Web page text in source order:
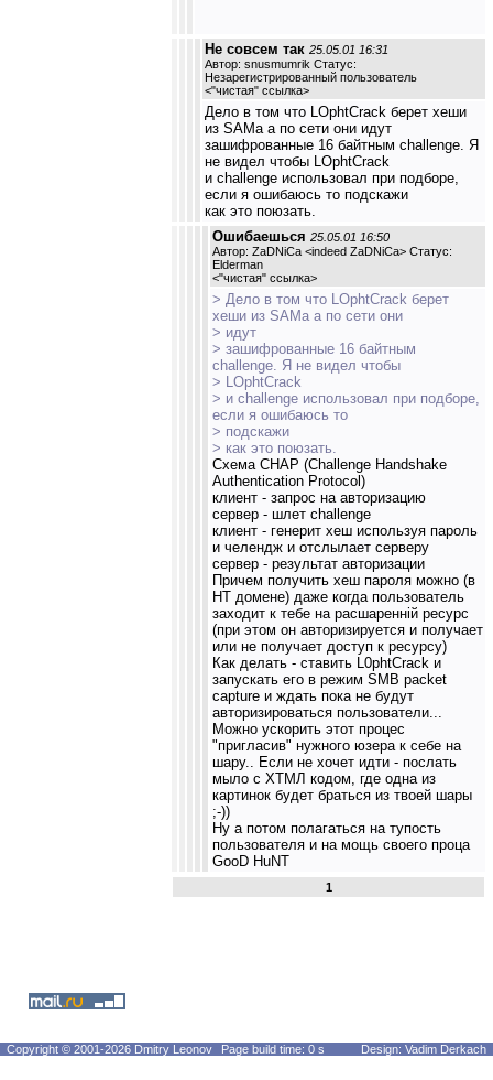
Не совсем так 25.05.01 16:31
Автор: snusmumrik Статус:
Незарегистрированный пользователь
<"чистая" ссылка>
Дело в том что LOphtCrack берет хеши
из SAMа а по сети они идут
зашифрованные 16 байтным challenge. Я
не видел чтобы LOphtCrack
и challenge использовал при подборе,
если я ошибаюсь то подскажи
как это поюзать.
Ошибаешься 25.05.01 16:50
Автор: ZaDNiCa <indeed ZaDNiCa> Статус:
Elderman
<"чистая" ссылка>
> Дело в том что LOphtCrack берет
хеши из SAMа а по сети они
> идут
> зашифрованные 16 байтным
challenge. Я не видел чтобы
> LOphtCrack
> и challenge использовал при подборе,
если я ошибаюсь то
> подскажи
> как это поюзать.
Схема CHAP (Challenge Handshake
Authentication Protocol)
клиент - запрос на авторизацию
сервер - шлет challenge
клиент - генерит хеш используя пароль
и челендж и отслылает серверу
сервер - результат авторизации
Причем получить хеш пароля можно (в
НТ домене) даже когда пользователь
заходит к тебе на расшаренній ресурс
(при этом он авторизируется и получает
или не получает доступ к ресурсу)
Как делать - ставить L0phtCrack и
запускать его в режим SMB packet
capture и ждать пока не будут
авторизироваться пользователи...
Можно ускорить этот процес
"пригласив" нужного юзера к себе на
шару.. Если не хочет идти - послать
мыло с ХТМЛ кодом, где одна из
картинок будет браться из твоей шары
;-))
Ну а потом полагаться на тупость
пользователя и на мощь своего проца
GooD HuNT
1
Copyright © 2001-2026 Dmitry Leonov Page build time: 0 s Design: Vadim Derkach